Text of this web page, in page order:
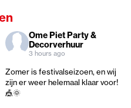
Ome Piet Party &
Decorverhuur
3 hours ago
Zomer is festivalseizoen, en wij
zijn er weer helemaal klaar voor!
🎪🌞